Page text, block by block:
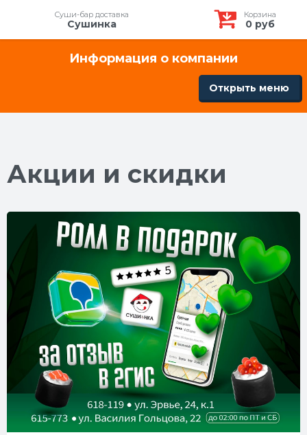
Суши-бар доставка
Сушинка
Корзина
0 руб
Информация о компании
Открыть меню
Акции и скидки